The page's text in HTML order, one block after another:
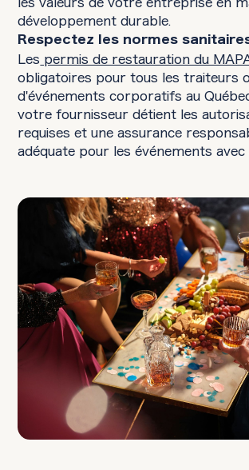
développement durable.
Respectez les normes
Les permis de restauration du
obligatoires pour tous les traiteurs
d'événements corporatifs au
votre fournisseur détient les
requises et une assurance
adéquate pour les événements avec